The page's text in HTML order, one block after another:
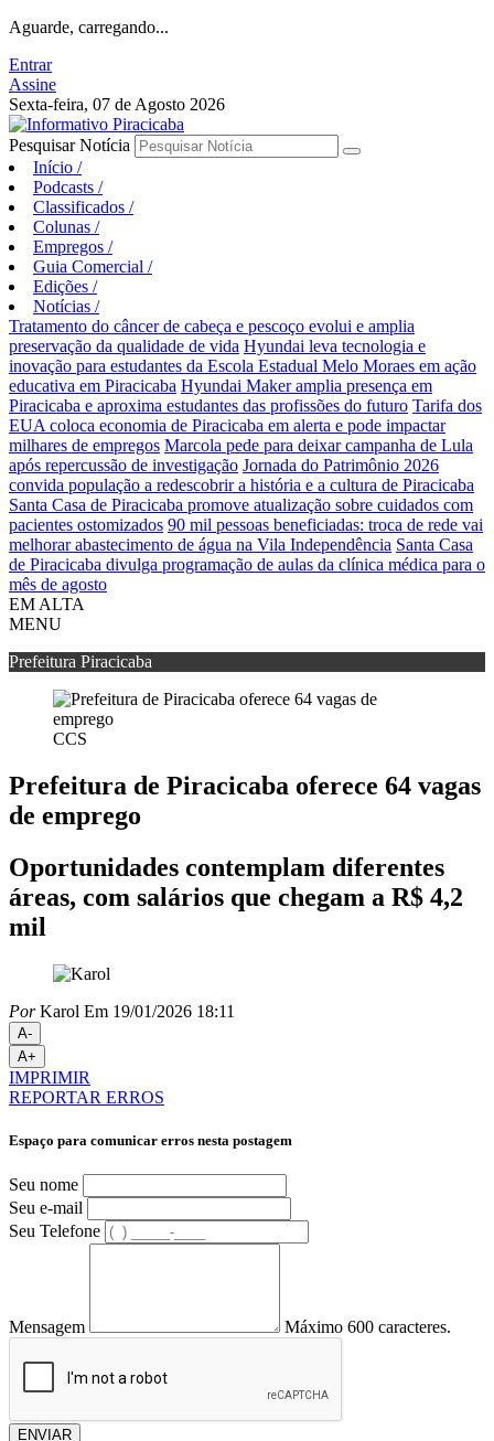
Aguarde, carregando...
Entrar
Assine
Sexta-feira, 07 de Agosto 2026
Pesquisar Notícia
Início /
Podcasts /
Classificados /
Colunas /
Empregos /
Guia Comercial /
Edições /
Notícias /
Tratamento do câncer de cabeça e pescoço evolui e amplia
preservação da qualidade de vida Hyundai leva tecnologia e
inovação para estudantes da Escola Estadual Melo Moraes em ação
educativa em Piracicaba Hyundai Maker amplia presença em
Piracicaba e aproxima estudantes das profissões do futuro Tarifa dos
EUA coloca economia de Piracicaba em alerta e pode impactar
milhares de empregos Marcola pede para deixar campanha de Lula
após repercussão de investigação Jornada do Patrimônio 2026
convida população a redescobrir a história e a cultura de Piracicaba
Santa Casa de Piracicaba promove atualização sobre cuidados com
pacientes ostomizados 90 mil pessoas beneficiadas: troca de rede vai
melhorar abastecimento de água na Vila Independência Santa Casa
de Piracicaba divulga programação de aulas da clínica médica para o
mês de agosto
EM ALTA
MENU
Prefeitura Piracicaba
CCS
Prefeitura de Piracicaba oferece 64 vagas
de emprego
Oportunidades contemplam diferentes
áreas, com salários que chegam a R$ 4,2
mil
PorKarol Em 19/01/2026 18:11
A-
A+
IMPRIMIR
REPORTAR ERROS
Espaço para comunicar erros nesta postagem
Seu nome
Seu e-mail
Seu Telefone
Mensagem Máximo 600 caracteres.
ENVIAR